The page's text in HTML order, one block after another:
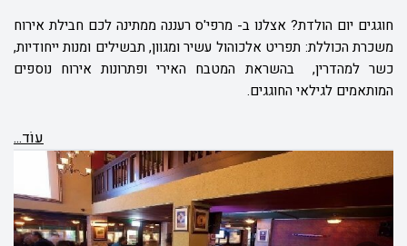
חוגגים יום הולדת? אצלנו ב- מרפי'ס רעננה ממתינה לכם חבילת אירוח
משכרת הכוללת: תפריט אלכוהול עשיר ומגוון, תבשילים ומנות ייחודיות,
כשר למהדרין, בהשראת המטבח האירי ופתרונות אירוח נוספים
המותאמים לגילאי החוגגים.
עוֹד...